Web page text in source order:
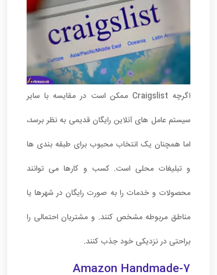
اگرچه Craigslist ممکن است در مقایسه با سایر
سیستم عامل های آنلاین رایگان قدیمی به نظر برسد،
اما همچنان یک انتخاب محبوب برای طبقه بندی ها
و تبلیغات محلی است. کسب و کارها می توانند
محصولات و خدمات را به صورت رایگان در شهرها یا
مناطق مربوطه مشخص کنند. و مشتریان احتمالی را
براحتی در نزدیکی خود جذب کنند.
7-Amazon Handmade